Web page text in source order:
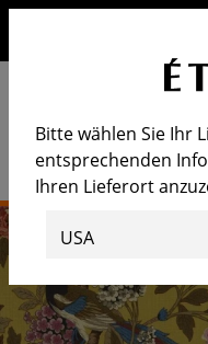
Bitte wählen Sie Ihr
entsprechenden
Ihren Lieferort